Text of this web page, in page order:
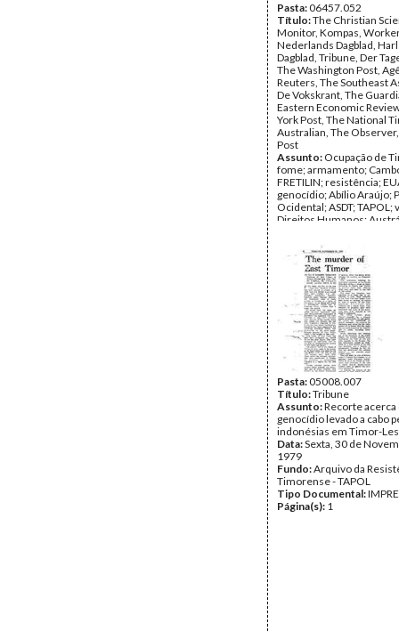
Pasta:06457.052
Título:The Christian
Monitor, Kompas,
Nederlands Dagblad,
Dagblad, Tribune, Der
The Washington Post,
Reuters, The Southeast
De Vokskrant, The
Eastern Economic
York Post, The National
Australian, The
Post
Assunto: Ocupação de
fome; armamento;
FRETILIN; resistência;
genocídio; Abílio Araújo;
Ocidental; ASDT; TAPOL;
Direitos Humanos;
Lisboa; guerrilha; Igreja;
malária; subnutrição;
internacional; Mochtar;
Outubro de 1979 -
de 1979
Fundo:Arquivo da
Timorense - TAPOL
Tipo Documental:
Página(s):49
Pasta:05008.007
Título:Tribune
Assunto:Recorte acerca
genocídio levado a cabo
indonésias em Timor-
Data:Sexta, 30 de
1979
Fundo:Arquivo da
Timorense - TAPOL
Tipo Documental:
Página(s): 1